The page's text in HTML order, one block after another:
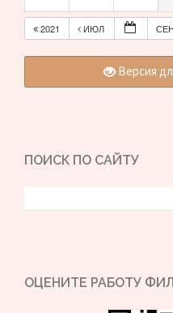
2021 ИЮЛ СЕН
Версия
ПОИСК ПО САЙТУ
ОЦЕНИТЕ РАБОТУ